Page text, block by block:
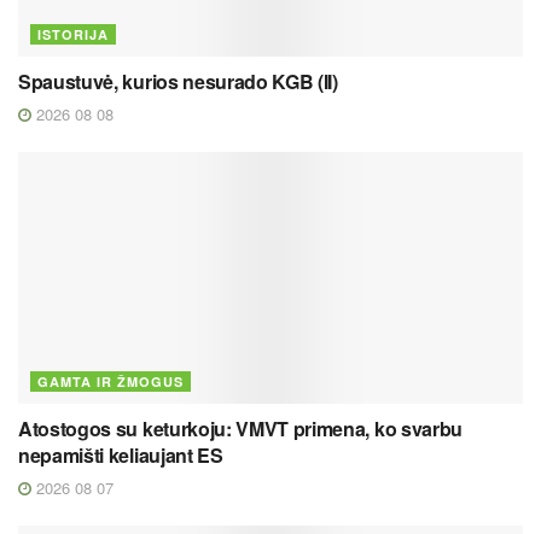
ISTORIJA
Spaustuvė, kurios nesurado KGB (II)
2026 08 08
GAMTA IR ŽMOGUS
Atostogos su keturkoju: VMVT primena, ko svarbu
nepamišti keliaujant ES
2026 08 07